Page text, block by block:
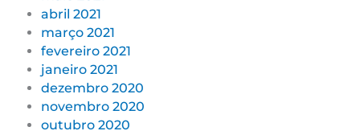
abril 2021
março 2021
fevereiro 2021
janeiro 2021
dezembro 2020
novembro 2020
outubro 2020